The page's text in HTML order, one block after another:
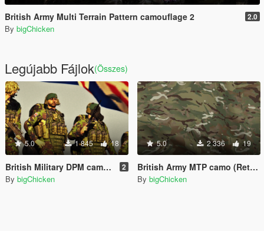
British Army Multi Terrain Pattern camouflage 2 2.0
By bigChicken
Legújabb Fájlok(Összes)
5.0 1 845 18
British Military DPM camo (Retexture) 2
By bigChicken
5.0 2 336 19
British Army MTP camo (Retexture)
By bigChicken